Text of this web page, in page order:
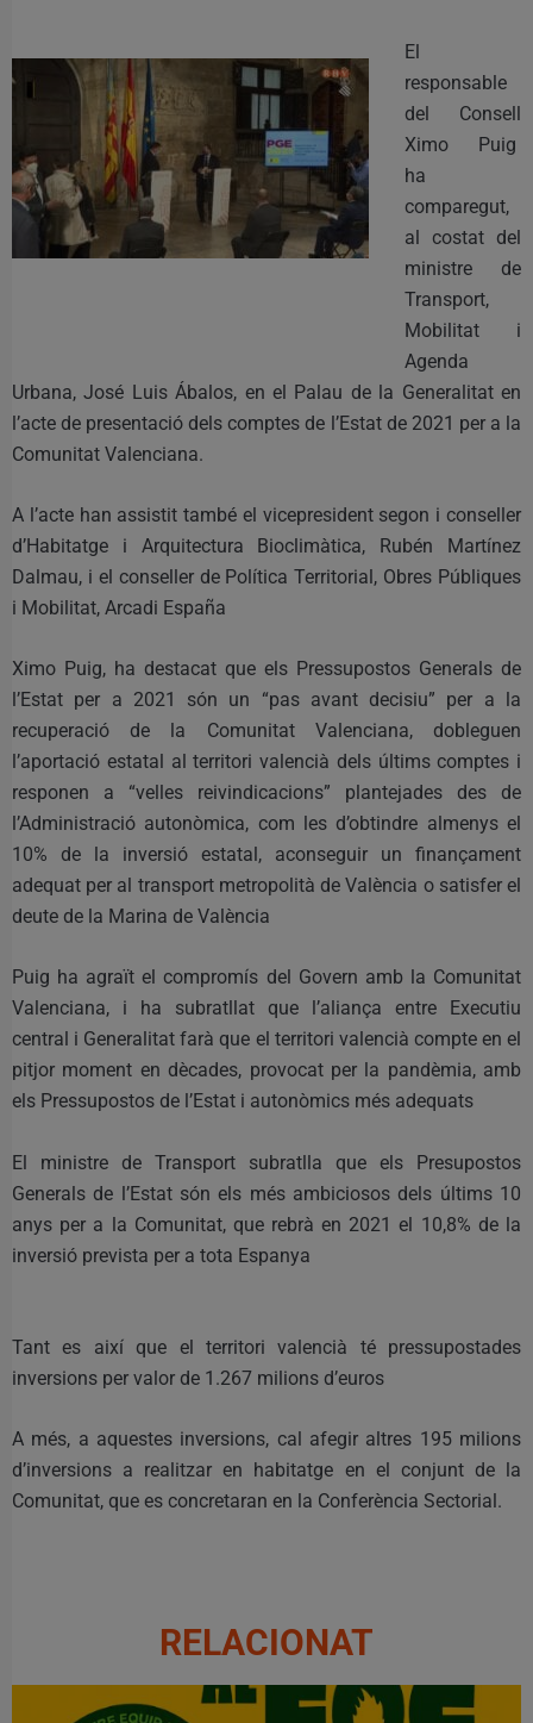
El
responsable
del Consell
Ximo Puig
ha
comparegut,
al costat del
ministre de
Transport,
Mobilitat i
Agenda
Urbana, José Luis Ábalos, en el Palau de la Generalitat en
l’acte de presentació dels comptes de l’Estat de 2021 per a la
Comunitat Valenciana.
A l’acte han assistit també el vicepresident segon i conseller
d’Habitatge i Arquitectura Bioclimàtica, Rubén Martínez
Dalmau, i el conseller de Política Territorial, Obres Públiques
i Mobilitat, Arcadi España
Ximo Puig, ha destacat que els Pressupostos Generals de
l’Estat per a 2021 són un “pas avant decisiu” per a la
recuperació de la Comunitat Valenciana, dobleguen
l’aportació estatal al territori valencià dels últims comptes i
responen a “velles reivindicacions” plantejades des de
l’Administració autonòmica, com les d’obtindre almenys el
10% de la inversió estatal, aconseguir un finançament
adequat per al transport metropolità de València o satisfer el
deute de la Marina de València
Puig ha agraït el compromís del Govern amb la Comunitat
Valenciana, i ha subratllat que l’aliança entre Executiu
central i Generalitat farà que el territori valencià compte en el
pitjor moment en dècades, provocat per la pandèmia, amb
els Pressupostos de l’Estat i autonòmics més adequats
El ministre de Transport subratlla que els Presupostos
Generals de l’Estat són els més ambiciosos dels últims 10
anys per a la Comunitat, que rebrà en 2021 el 10,8% de la
inversió prevista per a tota Espanya
Tant es així que el territori valencià té pressupostades
inversions per valor de 1.267 milions d’euros
A més, a aquestes inversions, cal afegir altres 195 milions
d’inversions a realitzar en habitatge en el conjunt de la
Comunitat, que es concretaran en la Conferència Sectorial.
RELACIONAT